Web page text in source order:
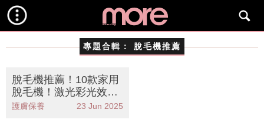
專題合輯： 脫毛機推薦
脫毛機推薦！10款家用
脫毛機！激光彩光效果
比較+預防黑色素沉澱
護膚保養 23 Jun 2025